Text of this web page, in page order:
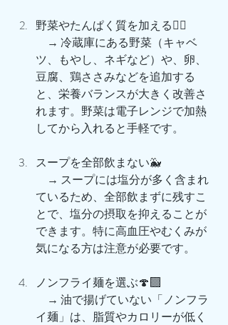
野菜やたんぱく質を加える👯‍♂️
→ 冷蔵庫にある野菜（キャベ
ツ、もやし、ネギなど）や、卵、
豆腐、鶏ささみなどを追加する
と、栄養バランスが大きく改善さ
れます。野菜は電子レンジで加熱
してから入れると手軽です。
スープを全部飲まない🐳
→ スープには塩分が多く含まれ
ているため、全部飲まずに残すこ
とで、塩分の摂取を抑えることが
できます。特に高血圧やむくみが
気になる方は注意が必要です。
ノンフライ麺を選ぶ🍄‍🟫
→ 油で揚げていない「ノンフラ
イ麺」は、脂質やカロリーが低く